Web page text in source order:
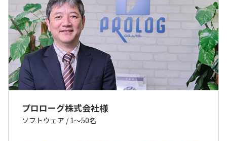
プロローグ株式会社様
ソフトウェア /1〜50名